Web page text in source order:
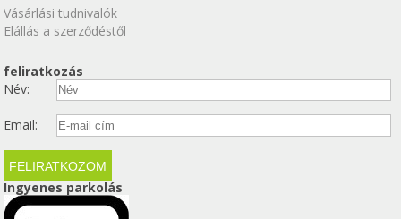
Vásárlási tudnivalók
Elállás a szerződéstől
feliratkozás
Név:
Email:
Ingyenes parkolás